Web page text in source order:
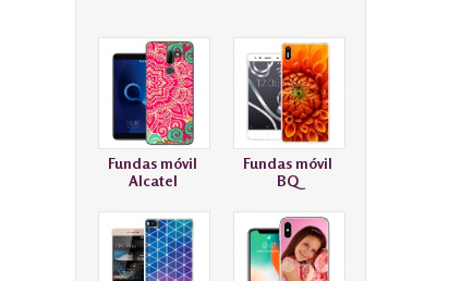
Fundas móvil
Alcatel
Fundas móvil
BQ